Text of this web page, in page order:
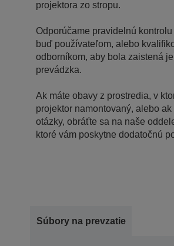
projektora zo stropu.
Odporúčame pravidelnú
buď používateľom, alebo
odborníkom, aby bola zaistená
prevádzka.
Ak máte obavy z prostredia, v
projektor namontovaný, alebo
otázky, obráťte sa na naše
ktoré vám poskytne dodatočnú
Súbory na prevzatie